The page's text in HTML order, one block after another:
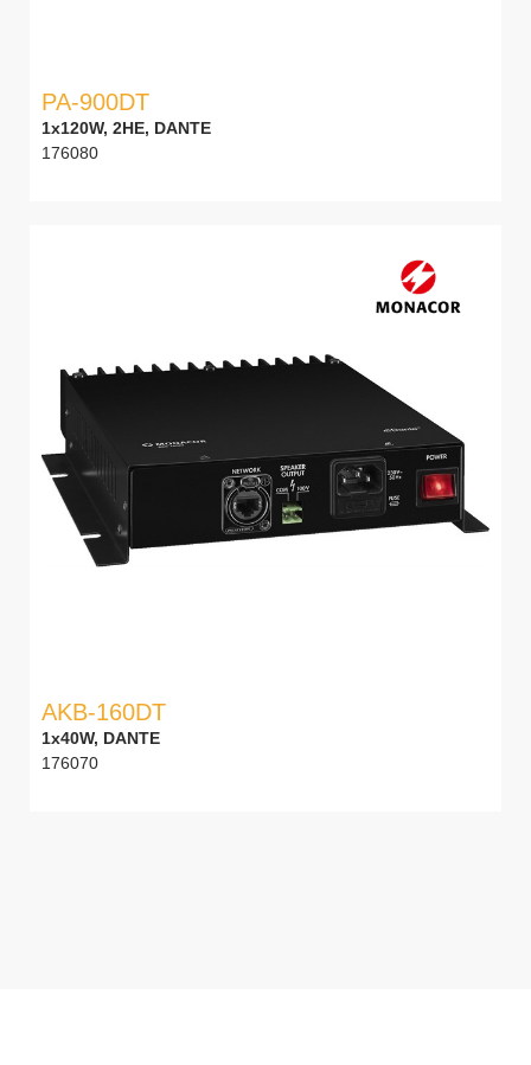
PA-900DT
1x120W, 2HE, DANTE
176080
AKB-160DT
1x40W, DANTE
176070